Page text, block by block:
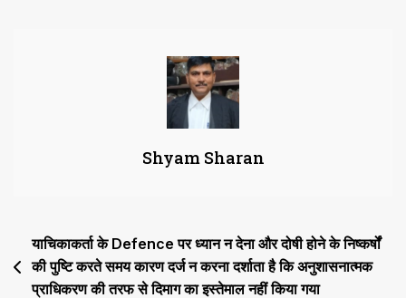
महत्वपूर्ण
फैसला,
साथ
नहीं
IPC
की
धारा
Shyam Sharan
Post
navigation
याचिकाकर्ता के Defence पर ध्यान न देना और दोषी होने के निष्कर्षों
की पुष्टि करते समय कारण दर्ज न करना दर्शाता है कि अनुशासनात्मक
प्राधिकरण की तरफ से दिमाग का इस्तेमाल नहीं किया गया